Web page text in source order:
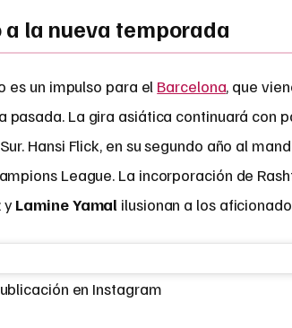
a la nueva temporada
es un impulso para el Barcelona, que
pasada. La gira asiática continuará con
Hansi Flick, en su segundo año al
League. La incorporación de
yLamine Yamal ilusionan a los
en Instagram